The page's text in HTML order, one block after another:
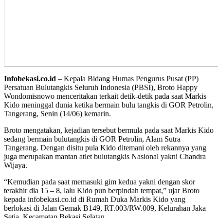
Infobekasi.co.id – Kepala Bidang Humas Pengurus Pusat (PP)
Persatuan Bulutangkis Seluruh Indonesia (PBSI), Broto Happy
Wondomisnowo menceritakan terkait detik-detik pada saat Markis
Kido meninggal dunia ketika bermain bulu tangkis di GOR Petrolin,
Tangerang, Senin (14/06) kemarin.
Broto mengatakan, kejadian tersebut bermula pada saat Markis Kido
sedang bermain bulutangkis di GOR Petrolin, Alam Sutra
Tangerang. Dengan disitu pula Kido ditemani oleh rekannya yang
juga merupakan mantan atlet bulutangkis Nasional yakni Chandra
Wijaya.
“Kemudian pada saat memasuki gim kedua yakni dengan skor
terakhir dia 15 – 8, lalu Kido pun berpindah tempat,” ujar Broto
kepada infobekasi.co.id di Rumah Duka Markis Kido yang
berlokasi di Jalan Gemak B149, RT.003/RW.009, Kelurahan Jaka